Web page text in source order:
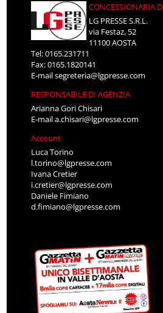
CONCESSIONARIA
LG PRESSE S.R.L.
via Festaz, 52
11100 AOSTA
Tel: 0165.231711
Fax: 0165.1820141
E-mailsegreteria@lgpresse.com
RESPONSABILE DI AGENZIA
Arianna Gori Chisari
E-maila.chisari@lgpresse.com
Account
Luca Torino
l.torino@lgpresse.com
Ivana Cretier
i.cretier@lgpresse.com
Daniele Fimiano
d.fimiano@lgpresse.com